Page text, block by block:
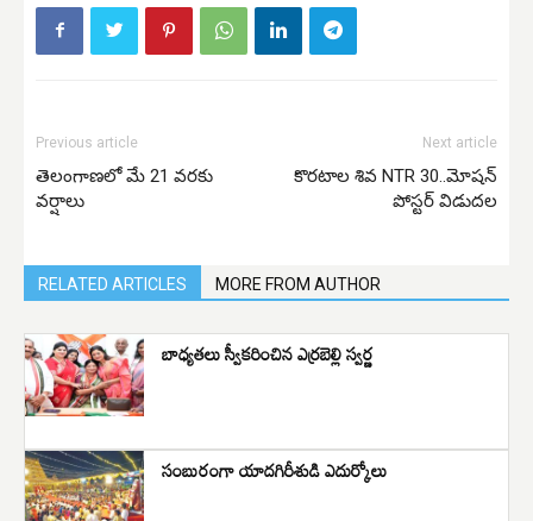
Previous article
తెలంగాణలో మే 21 వరకు
వర్షాలు
Next article
కొర‌టాల శివ NTR 30..మోష‌న్
పోస్టర్ విడుదల
RELATED ARTICLES MORE FROM AUTHOR
బాధ్యతలు స్వీకరించిన ఎర్రబెల్లి స్వర్ణ
సంబురంగా యాదగిరీశుడి ఎదుర్కోలు